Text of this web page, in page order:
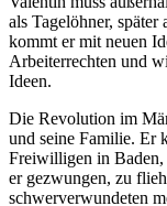
als Tagelöhner,
kommt er mit neuen
Arbeiterrechten und
Ideen.
Die Revolution im
und seine Familie. Er
Freiwilligen in Baden,
er gezwungen, zu
schwerverwundeten